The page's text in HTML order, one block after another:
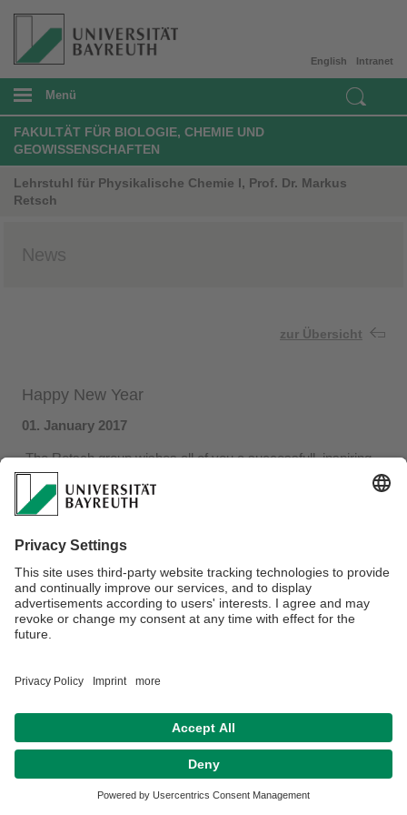
Intranet
English
Menü
FAKULTÄT FÜR BIOLOGIE, CHEMIE UND
GEOWISSENSCHAFTEN
Lehrstuhl für Physikalische Chemie I, Prof. Dr. Markus
Retsch
News
zur Übersicht
Happy New Year
01. January 2017
The Retsch group wishes all of you a successfull, inspiring
and rewarding 2017. We are looking forward to exciting
research, intense discussions, and interesting conferences.
Datenschutz / Disclaimer Impressum Hausordnung
Sitemap
Barrierefreiheitserklärung